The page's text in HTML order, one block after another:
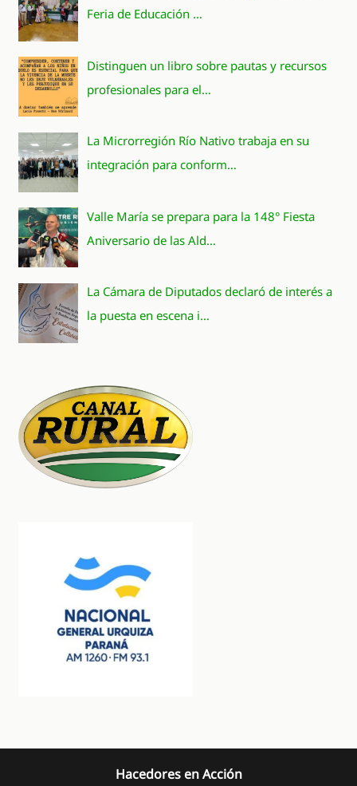
Feria de Educación …
Distinguen un libro sobre pautas y recursos
profesionales para el…
La Microrregión Río Nativo trabaja en su
integración para conform…
Valle María se prepara para la 148° Fiesta
Aniversario de las Ald…
La Cámara de Diputados declaró de interés a
la puesta en escena i…
Hacedores en Acción